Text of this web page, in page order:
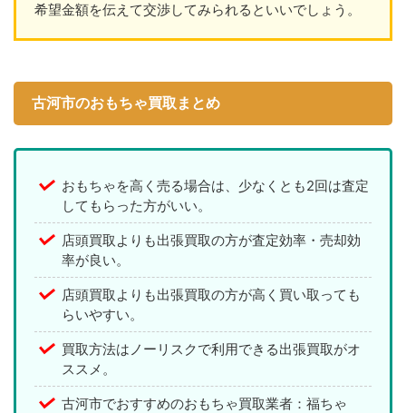
希望金額を伝えて交渉してみられるといいでしょう。
古河市のおもちゃ買取まとめ
おもちゃを高く売る場合は、少なくとも2回は査定
してもらった方がいい。
店頭買取よりも出張買取の方が査定効率・売却効
率が良い。
店頭買取よりも出張買取の方が高く買い取っても
らいやすい。
買取方法はノーリスクで利用できる出張買取がオ
ススメ。
古河市でおすすめのおもちゃ買取業者：福ちゃ